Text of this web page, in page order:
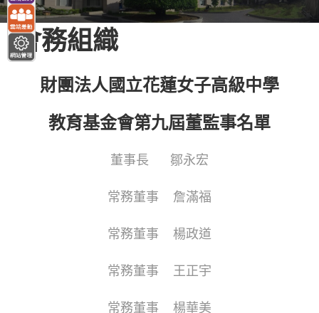
會務組織
財團法人國立花蓮女子高級中學
教育基金會第九屆董監事名單
董事長 鄒永宏
常務董事 詹滿福
常務董事 楊政道
常務董事 王正宇
常務董事 楊華美